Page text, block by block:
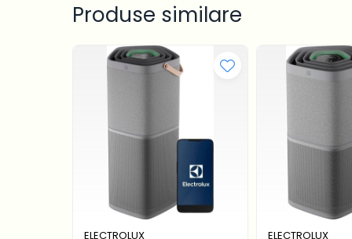
Produse similare
ELECTROLUX ELECTROLUX